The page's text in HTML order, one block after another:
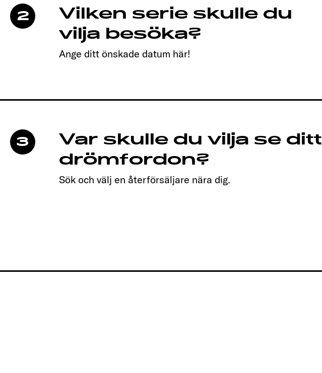
2
Vilken serie skulle du
vilja besöka?
Ange ditt önskade datum här!
3
Var skulle du vilja se ditt
drömfordon?
Sök och välj en återförsäljare nära dig.